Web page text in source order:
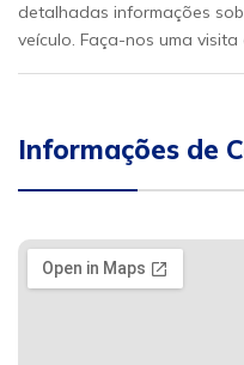
detalhadas informações
veículo. Faça-nos uma
Informações de